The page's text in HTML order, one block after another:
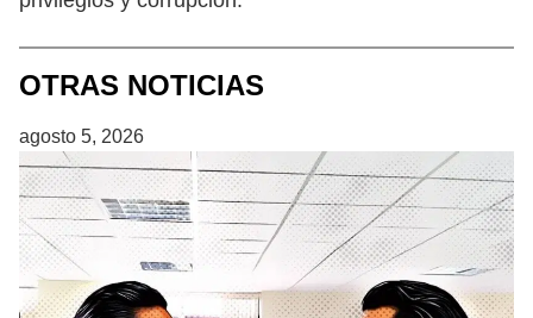
OTRAS NOTICIAS
agosto 5, 2026